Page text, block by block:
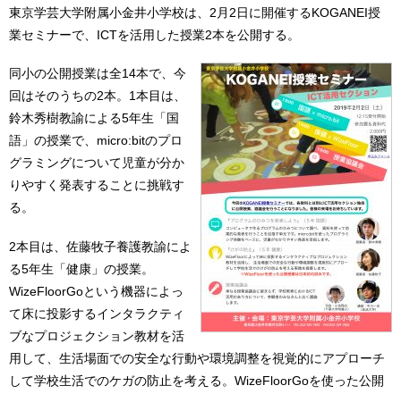
東京学芸大学附属小金井小学校は、2月2日に開催するKOGANEI授
業セミナーで、ICTを活用した授業2本を公開する。
同小の公開授業は全14本で、今
回はそのうちの2本。1本目は、
鈴木秀樹教諭による5年生「国
語」の授業で、micro:bitのプロ
グラミングについて児童が分か
りやすく発表することに挑戦す
る。
2本目は、佐藤牧子養護教諭によ
る5年生「健康」の授業。
WizeFloorGoという機器によっ
て床に投影するインタラクティ
ブなプロジェクション教材を活
用して、生活場面での安全な行動や環境調整を視覚的にアプローチ
して学校生活でのケガの防止を考える。WizeFloorGoを使った公開